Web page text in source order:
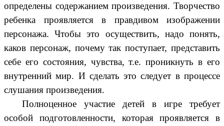
определены содержанием произведения. Творчество
ребенка проявляется в правдивом изображении
персонажа. Чтобы это осуществить, надо понять,
каков персонаж, почему так поступает, представить
себе его состояния, чувства, т.е. проникнуть в его
внутренний мир. И сделать это следует в процессе
слушания произведения.
Полноценное участие детей в игре требует
особой подготовленности, которая проявляется в